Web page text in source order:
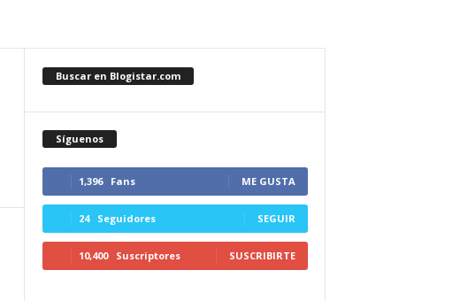
Buscar en Blogistar.com
Síguenos
1,396 Fans ME GUSTA
24 Seguidores SEGUIR
10,400 Suscriptores SUSCRIBIRTE